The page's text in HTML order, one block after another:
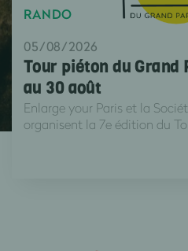
RANDO
05/08/2026
Tour piéton du Grand
au 30 août
Enlarge your Paris et la
organisent la 7e édition du